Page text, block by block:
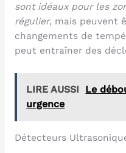
sont idéaux pour les
régulier, mais peuvent
changements de
peut entraîner des
LIRE AUSSI
Le
urgence
Détecteurs